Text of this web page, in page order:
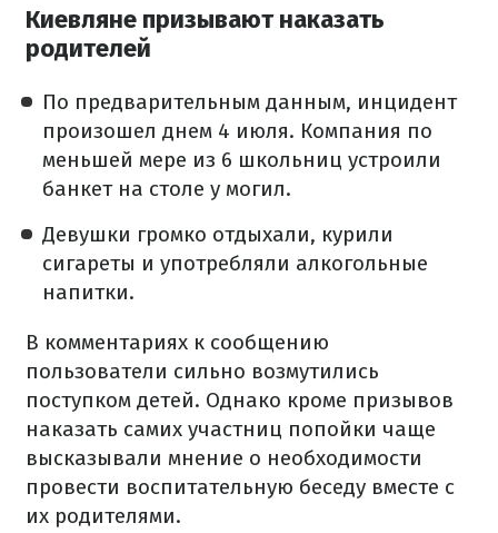
Киевляне призывают наказать
родителей
По предварительным данным, инцидент
произошел днем ​​4 июля. Компания по
меньшей мере из 6 школьниц устроили
банкет на столе у ​​могил.
Девушки громко отдыхали, курили
сигареты и употребляли алкогольные
напитки.
В комментариях к сообщению
пользователи сильно возмутились
поступком детей. Однако кроме призывов
наказать самих участниц попойки чаще
высказывали мнение о необходимости
провести воспитательную беседу вместе с
их родителями.